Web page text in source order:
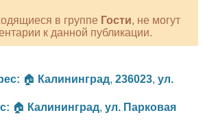
в группе Гости, не могут
к данной публикации.
🏠 Калининград, 236023, ул.
🏠 Калининград, ул. Парковая